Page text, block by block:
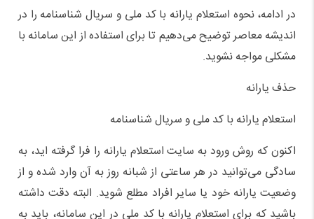
در ادامه، نحوه استعلام یارانه با کد ملی و سریال شناسنامه را در
اندیشه معاصر توضیح می‌دهیم تا برای استفاده از این سامانه با
مشکلی مواجه نشوید.
حذف یارانه
استعلام یارانه با کد ملی و سریال شناسنامه
اکنون که روش ورود به سایت استعلام یارانه را فرا گرفته اید، به
سادگی می‌توانید در هر ساعتی از شبانه روز به آن وارد شده و از
وضعیت یارانه خود یا سایر افراد مطلع شوید. البته دقت داشته
باشید که برای استعلام یارانه با کد ملی در این سامانه، باید به